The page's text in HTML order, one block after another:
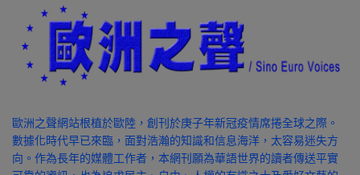
歐洲之聲網站根植於歐陸，創刊於庚子年新冠疫情席捲全球之際。
數據化時代早已來臨，面對浩瀚的知識和信息海洋，太容易迷失方
向。作為長年的媒體工作者，本網刊願為華語世界的讀者傳送平實